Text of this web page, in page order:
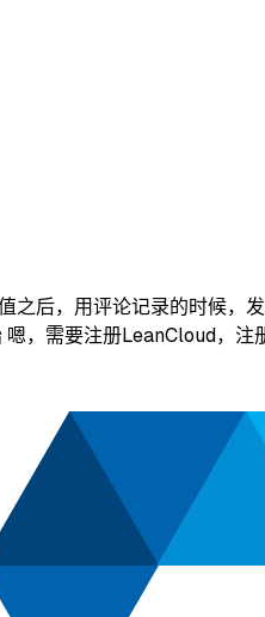
后，用评论记录的时候，
，需要注册LeanCloud，注